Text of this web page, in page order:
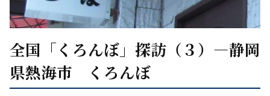
全国「くろんぼ」探訪（３）―静岡
県熱海市 くろんぼ